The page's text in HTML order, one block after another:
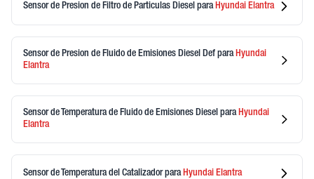
Sensor de Presion de Filtro de Particulas Diesel para Hyundai Elantra
Sensor de Presion de Fluido de Emisiones Diesel Def paraHyundai
Elantra
Sensor de Temperatura de Fluido de Emisiones Diesel paraHyundai
Elantra
Sensor de Temperatura del Catalizadorpara Hyundai Elantra